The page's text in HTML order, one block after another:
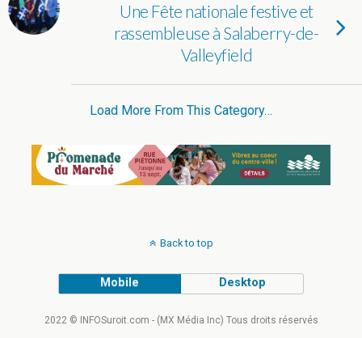
Une Fête nationale festive et
rassembleuse à Salaberry-de-
Valleyfield
Load More From This Category…
Back to top
Mobile Desktop
2022 © INFOSuroit.com - (MX Média Inc) Tous droits réservés